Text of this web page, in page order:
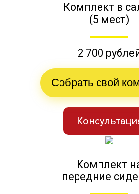
Комплект в
(5 мест)
2 700
Собрать свой
Комплект
передние